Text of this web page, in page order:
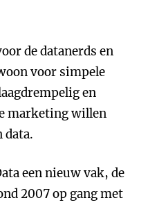
de datanerds en
voor simpele
en
marketing willen
data.
een nieuw vak, de
2007 op gang met